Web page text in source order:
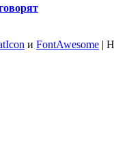
и FontAwesome |